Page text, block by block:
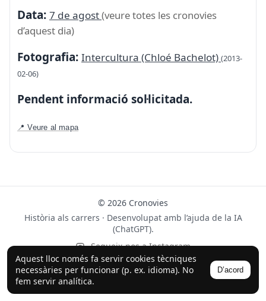
Aquest lloc només fa servir cookies tècniques
necessàries per funcionar (p. ex. idioma). No
fem servir analítica.
D’acord
Data: 7 de agost(veure totes les cronovies
d’aquest dia)
Fotografia: Intercultura (Chloé Bachelot) (2013-
02-06)
Pendent informació sol·licitada.
📍 Veure al mapa
© 2026 Cronovies
Història als carrers · Desenvolupat amb l’ajuda de la IA
(ChatGPT).
Segueix-nos a Instagram